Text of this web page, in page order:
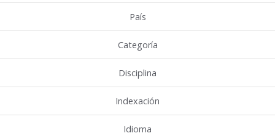
País
Categoría
Disciplina
Indexación
Idioma